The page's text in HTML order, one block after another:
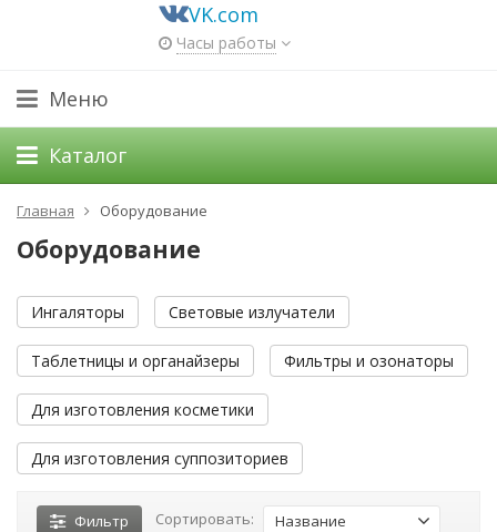
VK.com
Часы работы
Меню
Каталог
Главная Оборудование
Оборудование
Ингаляторы Световые излучатели
Таблетницы и органайзеры Фильтры и озонаторы
Для изготовления косметики
Для изготовления суппозиториев
Фильтр Сортировать: Название